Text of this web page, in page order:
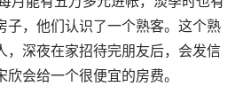
子，他们认识了一个熟客。这个熟
，深夜在家招待完朋友后，会发信
会给一个很便宜的房费。